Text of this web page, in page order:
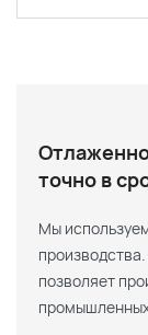
точно в
Мы
позволяет